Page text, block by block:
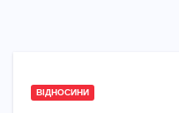
ВІДНОСИНИ